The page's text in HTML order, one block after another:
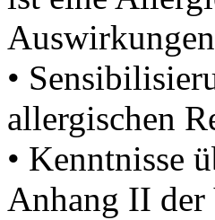
•
allergischen
• Kenntnisse
Anhang II